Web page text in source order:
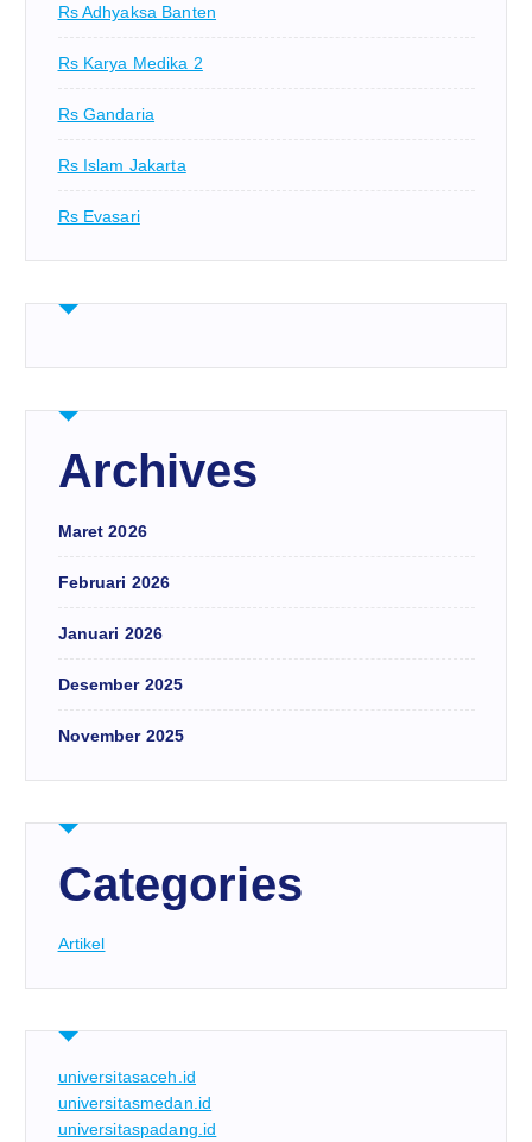
Rs Adhyaksa Banten
Rs Karya Medika 2
Rs Gandaria
Rs Islam Jakarta
Rs Evasari
Archives
Maret 2026
Februari 2026
Januari 2026
Desember 2025
November 2025
Categories
Artikel
universitasaceh.id
universitasmedan.id
universitaspadang.id